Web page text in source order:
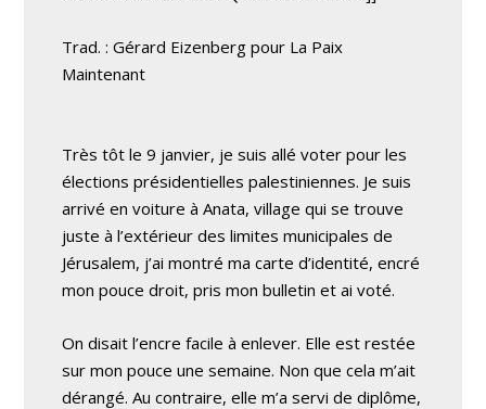
Trad. : Gérard Eizenberg pour La Paix
Maintenant
Très tôt le 9 janvier, je suis allé voter pour les
élections présidentielles palestiniennes. Je suis
arrivé en voiture à Anata, village qui se trouve
juste à l’extérieur des limites municipales de
Jérusalem, j’ai montré ma carte d’identité, encré
mon pouce droit, pris mon bulletin et ai voté.
On disait l’encre facile à enlever. Elle est restée
sur mon pouce une semaine. Non que cela m’ait
dérangé. Au contraire, elle m’a servi de diplôme,